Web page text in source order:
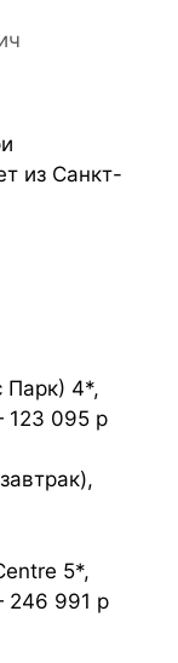
из Санкт-
Парк) 4*,
123 095 р
5*,
246 991 р